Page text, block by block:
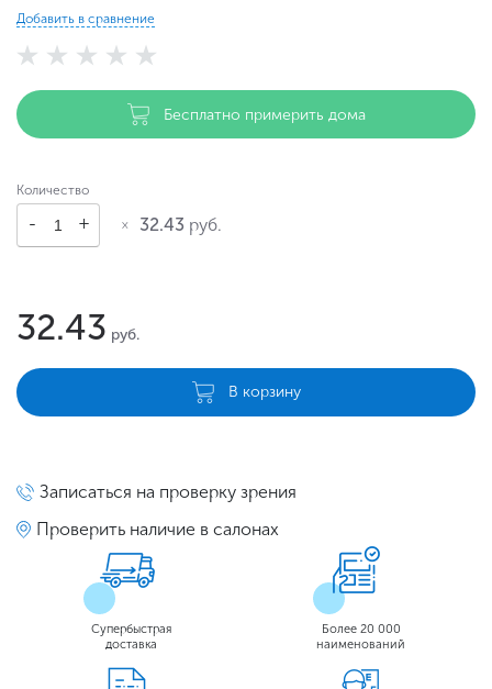
Добавить в сравнение
Бесплатно примерить дома
Количество
32.43 руб.
32.43 руб.
В корзину
Записаться на проверку зрения
Проверить наличие в салонах
Супербыстрая
доставка
Более 20 000
наименований